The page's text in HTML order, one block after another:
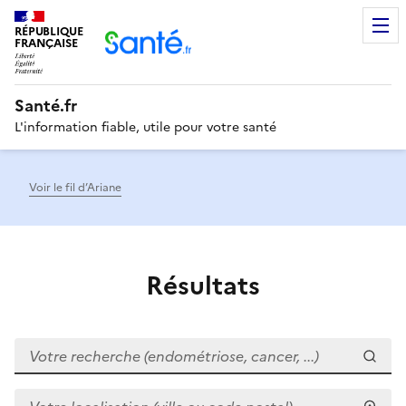
RÉPUBLIQUE
FRANÇAISE
Santé.fr
L'information fiable, utile pour votre santé
Voir le fil d’Ariane
Résultats
Votre recherche (endométriose, cancer, ...)
Votre localisation (ville ou code postal)